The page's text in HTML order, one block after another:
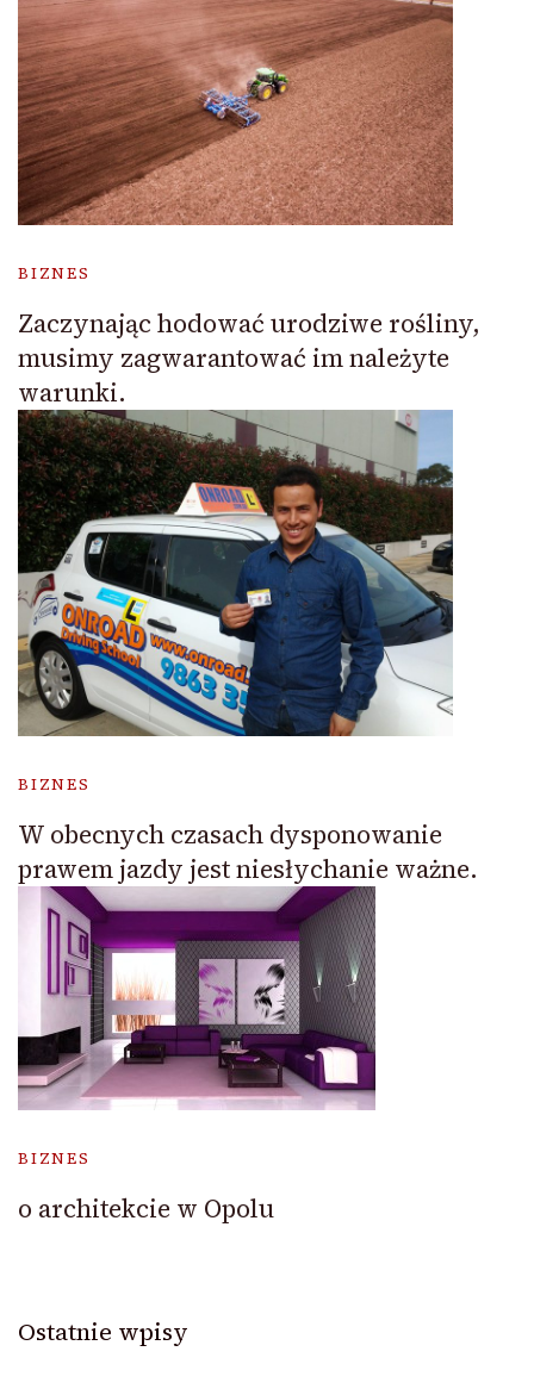
BIZNES
Zaczynając hodować urodziwe rośliny,
musimy zagwarantować im należyte
warunki.
BIZNES
W obecnych czasach dysponowanie
prawem jazdy jest niesłychanie ważne.
BIZNES
o architekcie w Opolu
Ostatnie wpisy